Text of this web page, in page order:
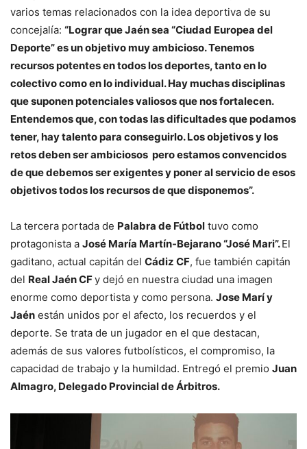
varios temas relacionados con la idea deportiva de su
concejalía: “Lograr que Jaén sea “Ciudad Europea del
Deporte” es un objetivo muy ambicioso. Tenemos
recursos potentes en todos los deportes, tanto en lo
colectivo como en lo individual. Hay muchas disciplinas
que suponen potenciales valiosos que nos fortalecen.
Entendemos que, con todas las dificultades que podamos
tener, hay talento para conseguirlo. Los objetivos y los
retos deben ser ambiciosos pero estamos convencidos
de que debemos ser exigentes y poner al servicio de esos
objetivos todos los recursos de que disponemos”.
La tercera portada de Palabra de Fútbol tuvo como
protagonista a José María Martín-Bejarano “José Mari”.El
gaditano, actual capitán del Cádiz CF, fue también capitán
del Real Jaén CFy dejó en nuestra ciudad una imagen
enorme como deportista y como persona. Jose Marí y
Jaén están unidos por el afecto, los recuerdos y el
deporte. Se trata de un jugador en el que destacan,
además de sus valores futbolísticos, el compromiso, la
capacidad de trabajo y la humildad. Entregó el premio Juan
Almagro, Delegado Provincial de Árbitros.